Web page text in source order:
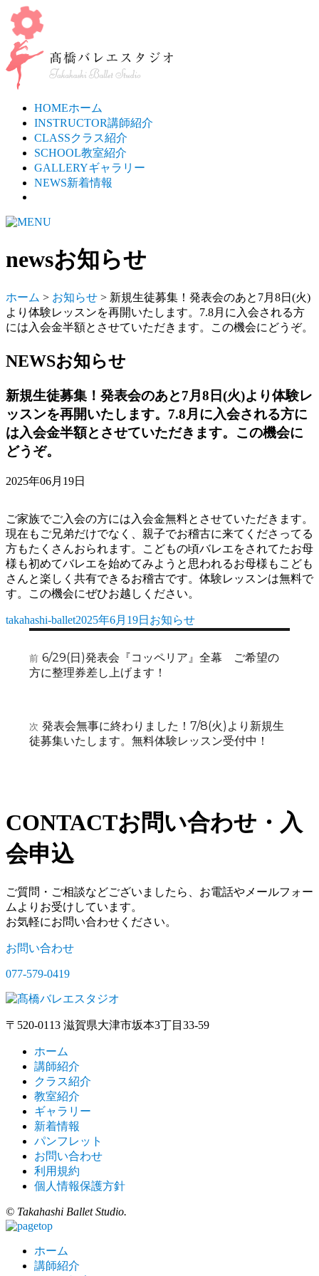
HOMEホーム
INSTRUCTOR講師紹介
CLASSクラス紹介
SCHOOL教室紹介
GALLERYギャラリー
NEWS新着情報
newsお知らせ
ホーム > お知らせ > 新規生徒募集！発表会のあと7月8日(火)
より体験レッスンを再開いたします。7.8月に入会される方
には入会金半額とさせていただきます。この機会にどうぞ。
NEWSお知らせ
新規生徒募集！発表会のあと7月8日(火)より体験レ
ッスンを再開いたします。7.8月に入会される方に
は入会金半額とさせていただきます。この機会に
どうぞ。
2025年06月19日
ご家族でご入会の方には入会金無料とさせていただきます。
現在もご兄弟だけでなく、親子でお稽古に来てくださってる
方もたくさんおられます。こどもの頃バレエをされてたお母
様も初めてバレエを始めてみようと思われるお母様もこども
さんと楽しく共有できるお稽古です。体験レッスンは無料で
す。この機会にぜひお越しください。
投
者
takahashi-ballet
投
日:
2025年6月19日
カ
ゴ
お知らせ
稿
ゲ
ン
前
前
の
6/29(日)発表会『コッペリア』全幕 ご希望の
方に整理券差し上げます！
次
次
の
発表会無事に終わりました！7/8(火)より新規生
徒募集いたします。無料体験レッスン受付中！
CONTACTお問い合わせ・入
会申込
ご質問・ご相談などございましたら、お電話やメールフォー
ムよりお受けしています。
お気軽にお問い合わせください。
お問い合わせ
077-579-0419
〒520-0113 滋賀県大津市坂本3丁目33-59
ホーム
講師紹介
クラス紹介
教室紹介
ギャラリー
新着情報
パンフレット
お問い合わせ
利用規約
個人情報保護方針
© Takahashi Ballet Studio.
ホーム
講師紹介